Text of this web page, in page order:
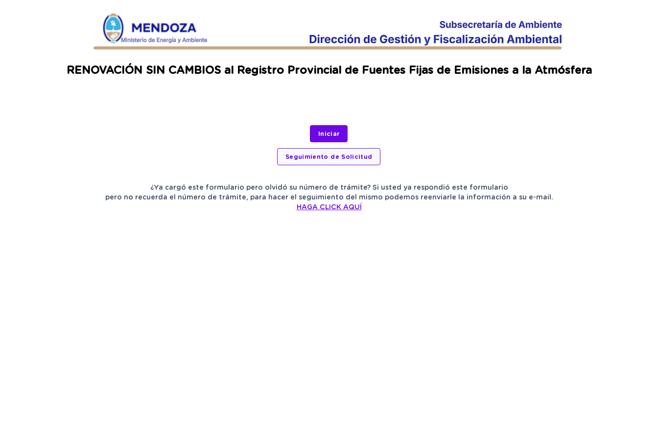
RENOVACIÓN SIN CAMBIOS al Registro Provincial de Fuentes Fijas de Emisiones a la Atmósfera
¿Ya cargó este formulario pero olvidó su número de trámite? Si usted ya respondió este formulario
pero no recuerda el número de trámite, para hacer el seguimiento del mismo podemos reenviarle la información a su e-mail.
HAGA CLICK AQUÍ